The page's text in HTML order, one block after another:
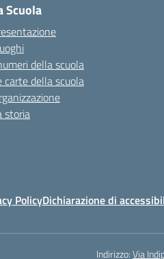
Scuola
della scuola
carte della scuola
storia
PolicyDichiarazione di
Indirizzo:Via